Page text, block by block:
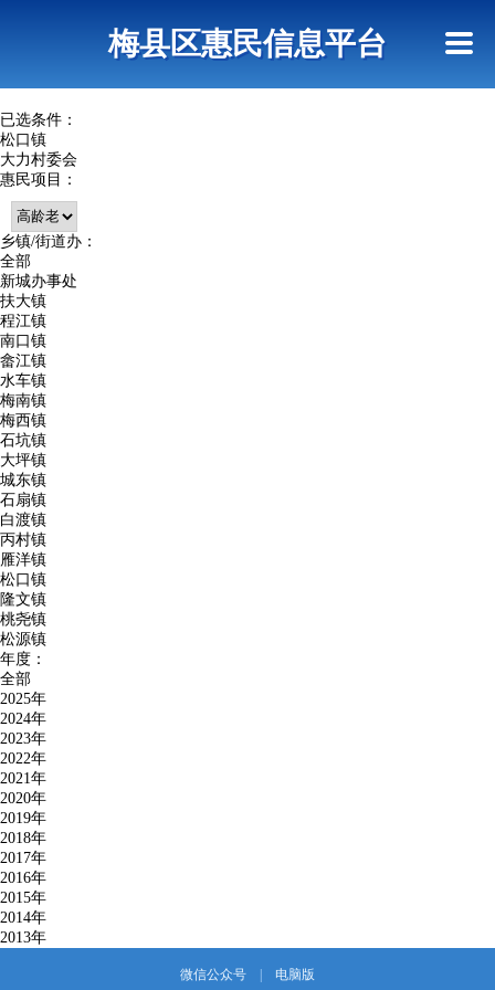
查询指引梅县区惠民信息平台
已选条件：
松口镇
大力村委会
惠民项目：
乡镇/街道办：
全部
新城办事处
扶大镇
程江镇
南口镇
畲江镇
水车镇
梅南镇
梅西镇
石坑镇
大坪镇
城东镇
石扇镇
白渡镇
丙村镇
雁洋镇
松口镇
隆文镇
桃尧镇
松源镇
年度：
全部
2025年
2024年
2023年
2022年
2021年
2020年
2019年
2018年
2017年
2016年
2015年
2014年
2013年
微信公众号 电脑版